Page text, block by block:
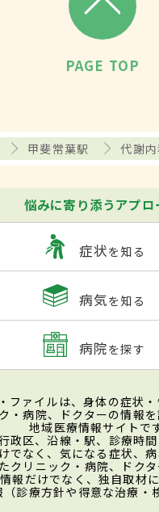
PAGE TOP
甲斐常葉駅 代謝
悩みに寄り添うアプロ
症状を知る
病気を知る
病院を探す
ファイルは、身体の症状
・病院、ドクターの情報
地域医療情報サイトで
政区、沿線・駅、診療時
でなく、気になる症状、
クリニック・病院、ドク
報だけでなく、独自取材
診療方針や得意な治療・